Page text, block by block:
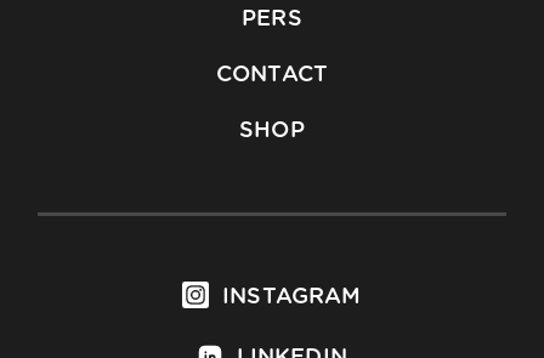
PERS
CONTACT
SHOP
INSTAGRAM